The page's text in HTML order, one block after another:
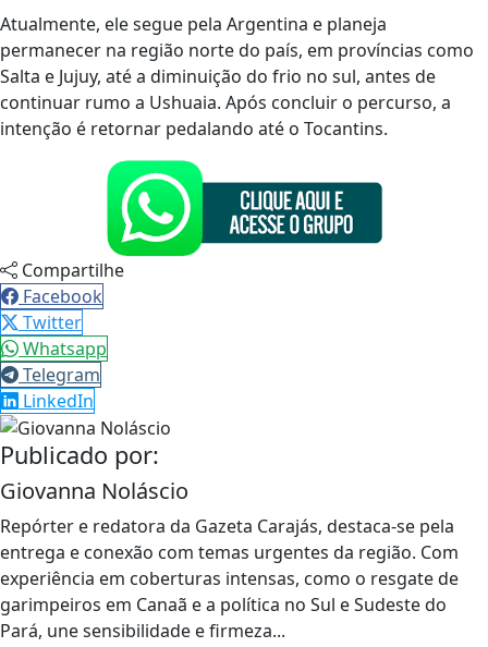
Atualmente, ele segue pela Argentina e planeja
permanecer na região norte do país, em províncias como
Salta e Jujuy, até a diminuição do frio no sul, antes de
continuar rumo a Ushuaia. Após concluir o percurso, a
intenção é retornar pedalando até o Tocantins.
Compartilhe
Facebook
Twitter
Whatsapp
Telegram
LinkedIn
Publicado por:
Giovanna Noláscio
Repórter e redatora da Gazeta Carajás, destaca-se pela
entrega e conexão com temas urgentes da região. Com
experiência em coberturas intensas, como o resgate de
garimpeiros em Canaã e a política no Sul e Sudeste do
Pará, une sensibilidade e firmeza...